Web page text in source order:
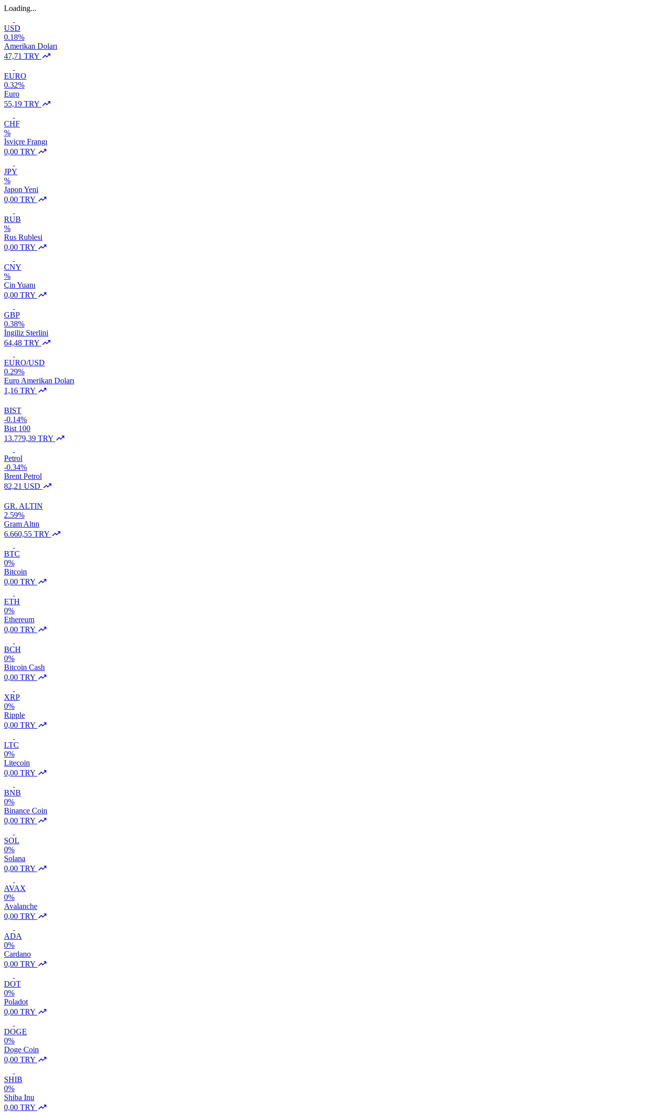
Loading...
USD
0.18%
Amerikan Doları
47,71 TRY
EURO
0.32%
Euro
55,19 TRY
CHF
%
İsviçre Frangı
0,00 TRY
JPY
%
Japon Yeni
0,00 TRY
RUB
%
Rus Rublesi
0,00 TRY
CNY
%
Çin Yuanı
0,00 TRY
GBP
0.38%
İngiliz Sterlini
64,48 TRY
EURO/USD
0.29%
Euro Amerikan Doları
1,16 TRY
BIST
-0.14%
Bist 100
13.779,39 TRY
Petrol
-0.34%
Brent Petrol
82,21 USD
GR. ALTIN
2.59%
Gram Altın
6.660,55 TRY
BTC
0%
Bitcoin
0,00 TRY
ETH
0%
Ethereum
0,00 TRY
BCH
0%
Bitcoin Cash
0,00 TRY
XRP
0%
Ripple
0,00 TRY
LTC
0%
Litecoin
0,00 TRY
BNB
0%
Binance Coin
0,00 TRY
SOL
0%
Solana
0,00 TRY
AVAX
0%
Avalanche
0,00 TRY
ADA
0%
Cardano
0,00 TRY
DOT
0%
Poladot
0,00 TRY
DOGE
0%
Doge Coin
0,00 TRY
SHIB
0%
Shiba Inu
0,00 TRY